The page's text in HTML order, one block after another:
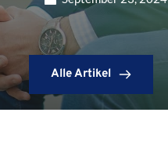
Alle Artikel